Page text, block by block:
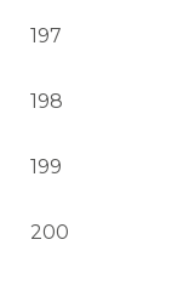
197
198
199
200